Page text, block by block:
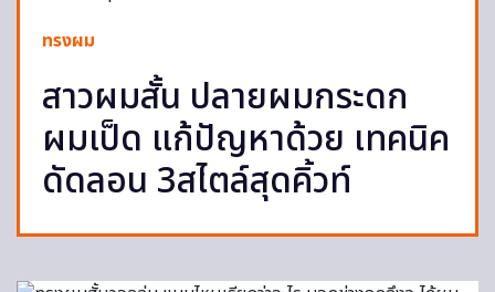
ทรงผม
สาวผมสั้น ปลายผมกระดก
ผมเป็ด แก้ปัญหาด้วย เทคนิค
ดัดลอน 3สไตล์สุดคิ้วท์